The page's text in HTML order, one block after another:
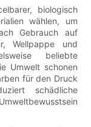
biologisch
wählen, um
Gebrauch auf
Wellpappe und
beliebte
Umwelt schonen
für den Druck
schädliche